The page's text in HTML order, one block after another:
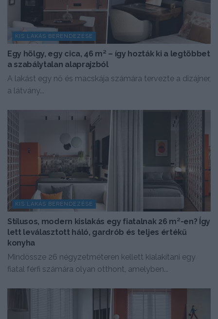
KIS LAKÁS BERENDEZÉSE
Egy hölgy, egy cica, 46 m² – így hozták ki a legtöbbet
a szabálytalan alaprajzból
A lakást egy nő és macskája számára tervezte a dizájner,
a látvány...
KIS LAKÁS BERENDEZÉSE
Stílusos, modern kislakás egy fiatalnak 26 m²-en? Így
lett leválasztott háló, gardrób és teljes értékű
konyha
Mindössze 26 négyzetméteren kellett kialakítani egy
fiatal férfi számára olyan otthont, amelyben...